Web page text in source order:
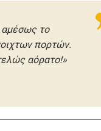
αμέσως το
πορτών.
αόρατο!»